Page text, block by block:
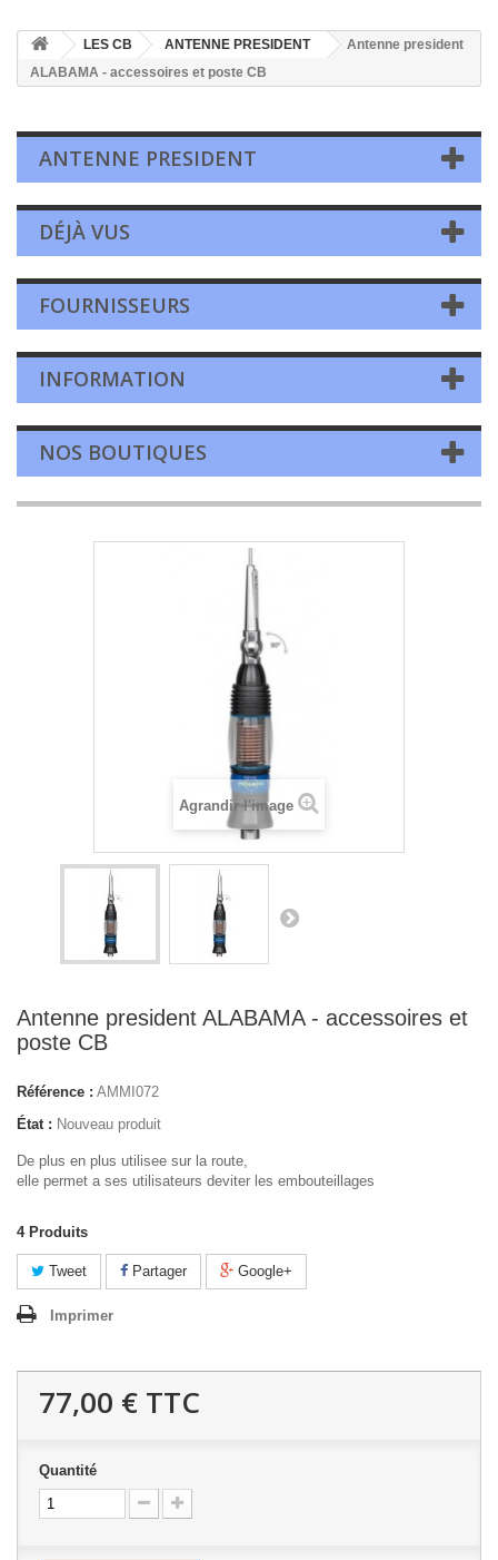
LES CB ANTENNE PRESIDENT
Antenne president
ALABAMA - accessoires et poste CB
ANTENNE PRESIDENT
DÉJÀ VUS
FOURNISSEURS
INFORMATION
NOS BOUTIQUES
Agrandir l'image
Antenne president ALABAMA - accessoires et
poste CB
Référence : AMMI072
État : Nouveau produit
De plus en plus utilisee sur la route,
elle permet a ses utilisateurs deviter les embouteillages
4 Produits
Tweet Partager Google+
Imprimer
77,00 € TTC
Quantité